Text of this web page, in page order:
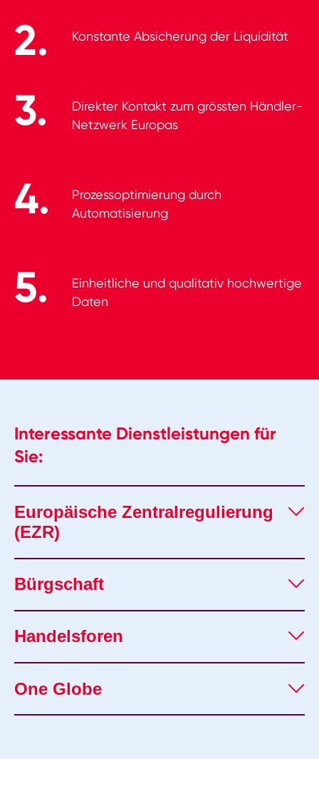
Konstante Absicherung der Liquidität
Direkter Kontakt zum grössten Händler-
Netzwerk Europas
Prozessoptimierung durch
Automatisierung
Einheitliche und qualitativ hochwertige
Daten
Interessante Dienstleistungen für
Sie:
Europäische Zentralregulierung
(EZR)
Bürgschaft
Handelsforen
One Globe